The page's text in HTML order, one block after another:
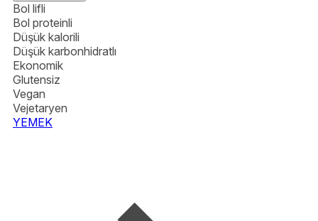
Bol lifli
Bol proteinli
Düşük kalorili
Düşük karbonhidratlı
Ekonomik
Glutensiz
Vegan
Vejetaryen
YEMEK